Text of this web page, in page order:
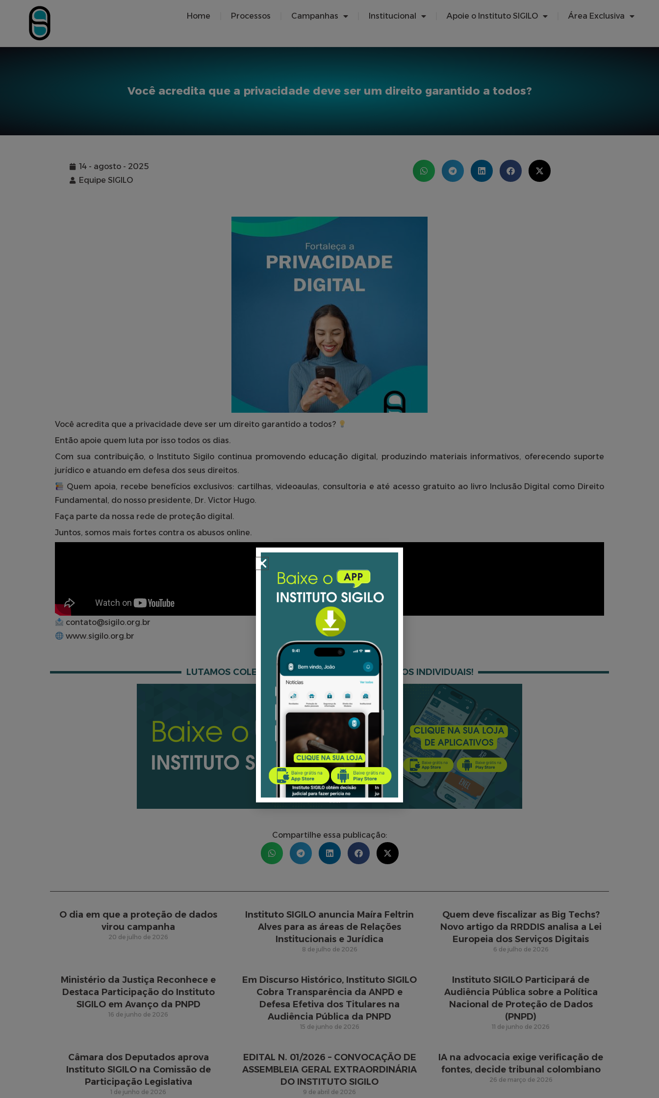
Home Processos Campanhas Institucional Apoie o Instituto SIGILO Área Exclusiva
Você acredita que a privacidade deve ser um direito garantido a todos?
14 - agosto - 2025
Equipe SIGILO
Você acredita que a privacidade deve ser um direito garantido a todos?
Então apoie quem luta por isso todos os dias.
Com sua contribuição, o Instituto Sigilo continua promovendo educação digital, produzindo materiais informativos, oferecendo suporte
jurídico e atuando em defesa dos seus direitos.
Quem apoia, recebe benefícios exclusivos: cartilhas, videoaulas, consultoria e até acesso gratuito ao livro Inclusão Digital como Direito
Fundamental, do nosso presidente, Dr. Victor Hugo.
Faça parte da nossa rede de proteção digital.
Juntos, somos mais fortes contra os abusos online.
contato@sigilo.org.br
www.sigilo.org.br
LUTAMOS COLETIVAMENTE PELOS SEUS DIREITOS INDIVIDUAIS!
Compartilhe essa publicação:
O dia em que a proteção de dados
virou campanha
20 de julho de 2026
Instituto SIGILO anuncia Maíra Feltrin
Alves para as áreas de Relações
Institucionais e Jurídica
8 de julho de 2026
Quem deve fiscalizar as Big Techs?
Novo artigo da RRDDIS analisa a Lei
Europeia dos Serviços Digitais
6 de julho de 2026
Ministério da Justiça Reconhece e
Destaca Participação do Instituto
SIGILO em Avanço da PNPD
16 de junho de 2026
Em Discurso Histórico, Instituto SIGILO
Cobra Transparência da ANPD e
Defesa Efetiva dos Titulares na
Audiência Pública da PNPD
15 de junho de 2026
Instituto SIGILO Participará de
Audiência Pública sobre a Política
Nacional de Proteção de Dados
(PNPD)
11 de junho de 2026
Câmara dos Deputados aprova
Instituto SIGILO na Comissão de
Participação Legislativa
1 de junho de 2026
EDITAL N. 01/2026 – CONVOCAÇÃO DE
ASSEMBLEIA GERAL EXTRAORDINÁRIA
DO INSTITUTO SIGILO
9 de abril de 2026
IA na advocacia exige verificação de
fontes, decide tribunal colombiano
26 de março de 2026